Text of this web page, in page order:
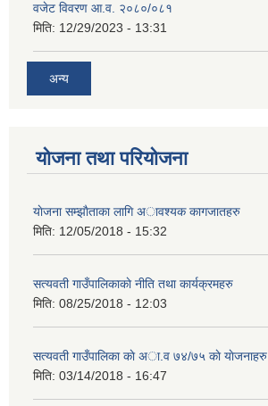
वजेट विवरण आ.व. २०८०/०८१
मिति: 12/29/2023 - 13:31
अन्य
योजना तथा परियोजना
याेजना सम्झाैताका लागि अावश्यक कागजातहरु
मिति: 12/05/2018 - 15:32
सत्यवती गाउँपालिकाकाे नीति तथा कार्यक्रमहरु
मिति: 08/25/2018 - 12:03
सत्यवती गाउँपालिका काे अा‍.व ७४/७५ काे याेजनाहरु
मिति: 03/14/2018 - 16:47